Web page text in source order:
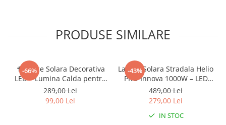
PRODUSE SIMILARE
-66%
✝️ Cruce Solara Decorativa
LED – Lumina Calda pentru
Comemorare si Liniste
289,00 Lei
99,00 Lei
-43%
Lampa Solara Stradala Helio
PRO Innova 1000W – LED
80 000 lm, Senzor Miscare,
Senzor Lumina IP66,
Prindere + Cadou Surpriza
489,00 Lei
279,00 Lei
IN STOC